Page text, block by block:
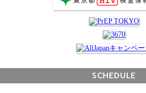
SCHEDULE